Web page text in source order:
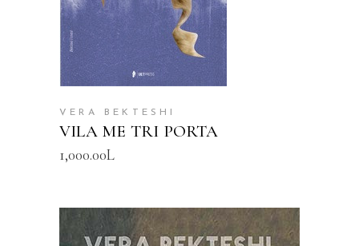
VERA BEKTESHI
VILA ME TRI PORTA
1,000.00L